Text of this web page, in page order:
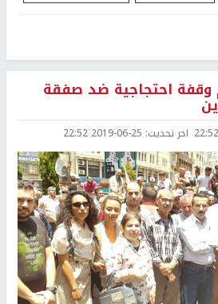
وقفة احتجاجية ضد صفقة
اخر تحديث: 2019-06-25 22:52